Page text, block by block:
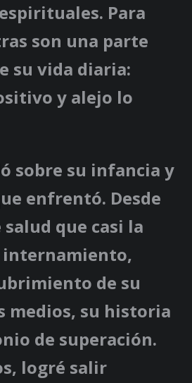
Para
son una parte
su vida diaria:
y alejo lo
sobre su infancia y
enfrentó. Desde
que casi la
internamiento,
de su
medios, su historia
de superación.
logré salir